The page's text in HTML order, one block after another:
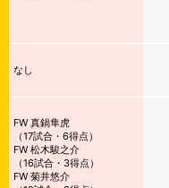
なし
FW 真鍋隼虎
（17試合・6得点）
FW 松木駿之介
（16試合・3得点）
FW 菊井悠介